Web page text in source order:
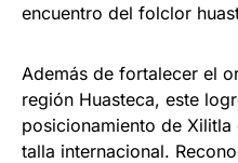
encuentro del folclor
Además de fortalecer el
región Huasteca, este
posicionamiento de
talla internacional.